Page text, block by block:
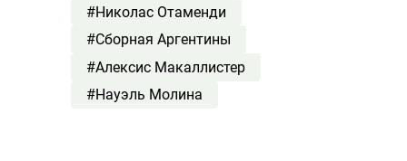
#Николас Отаменди
#Сборная Аргентины
#Алексис Макаллистер
#Науэль Молина